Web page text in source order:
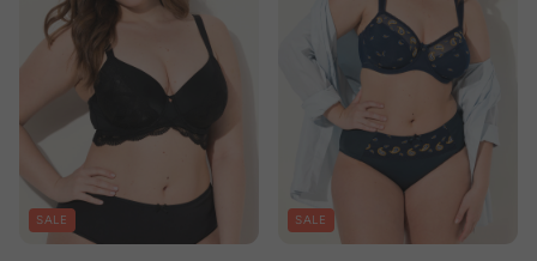
SALE SALE